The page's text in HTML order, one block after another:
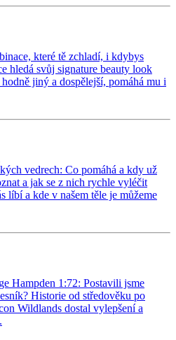
které tě zchladí, i kdybys
hledá svůj signature beauty look
jiný a dospělejší, pomáhá mu i
vedrech: Co pomáhá a kdy už
a jak se z nich rychle vyléčit
líbí a kde v našem těle je můžeme
Hampden 1:72: Postavili jsme
Historie od středověku po
Wildlands dostal vylepšení a